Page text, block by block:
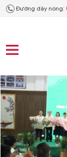
Đường dây nóng: